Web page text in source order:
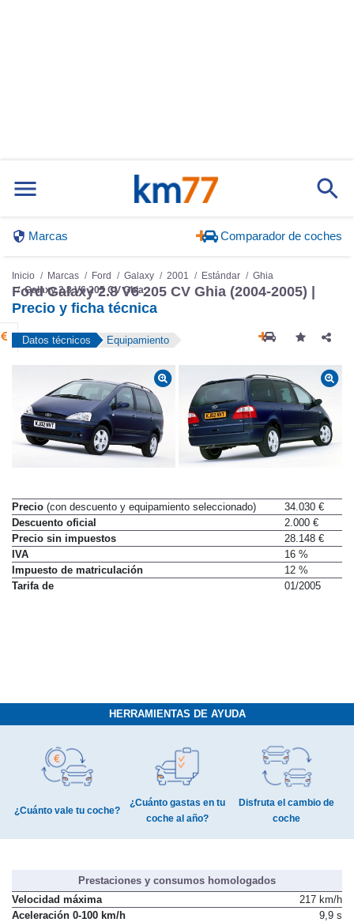
Marcas Comparador de coches
Inicio Marcas Ford Galaxy 2001 Estándar
Ghia
Galaxy 2.8 V6 205 CV Ghia
Ford Galaxy 2.8 V6 205 CV Ghia (2004-2005) |
Precio y ficha técnica
Datos técnicos Equipamiento
Precio (con descuento y equipamiento seleccionado)
34.030 €
Descuento oficial
2.000 €
Precio sin impuestos
28.148 €
IVA
16 %
Impuesto de matriculación
12 %
Tarifa de
01/2005
HERRAMIENTAS DE AYUDA
¿Cuánto vale tu coche?
¿Cuánto gastas en tu
coche al año?
Disfruta el cambio de
coche
Prestaciones y consumos homologados
Velocidad máxima
217 km/h
Aceleración 0-100 km/h
9,9 s